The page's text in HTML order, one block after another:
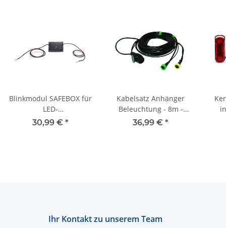
Blinkmodul SAFEBOX für
LED-
Seitenmarkierungsleuchten
30,99 € *
Kabelsatz Anhänger
Beleuchtung - 8m -
13Pol - 5P Bajonett -
36,99 € *
Ihr Kontakt zu unserem Team